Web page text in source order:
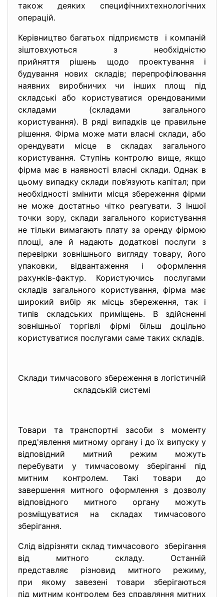
також деяких специфічнихтехнологічних
операцій.
Керівництво багатьох підприємств і компаній
зіштовхуються з необхідністю
прийняття рішень щодо проектування і
будування нових складів; перепрофілювання
наявних виробничих чи інших площ під
складські або користуватися орендованими
складами (складами загального
користування). В ряді випадків це правильне
рішення. Фірма може мати власні склади, або
орендувати місце в складах загального
користування. Ступінь контролю вище, якщо
фірма має в наявності власні склади. Однак в
цьому випадку склади пов’язують капітал; при
необхідності змінити місця збереження фірми
не може достатньо чітко реагувати. З іншої
точки зору, склади загального користування
не тільки вимагають плату за оренду фірмою
площі, але й надають додаткові послуги з
перевірки зовнішнього вигляду товару, його
упаковки, відвантаження і оформлення
рахунків-фактур. Користуючись послугами
складів загального користування, фірма має
широкий вибір як місць збереження, так і
типів складських приміщень. В здійсненні
зовнішньої торгівлі фірмі більш доцільно
користуватися послугами саме таких складів.
Склади тимчасового збереження в логістичній
складській системі
Товари та транспортні засоби з моменту
пред'явлення митному органу і до їх випуску у
відповідний митний режим можуть
перебувати у тимчасовому зберіганні під
митним контролем. Такі товари до
завершення митного оформлення з дозволу
відповідного митного органу можуть
розміщуватися на складах тимчасового
зберігання.
Слід відрізняти склад тимчасового зберігання
від митного складу. Останній
представляє різновид митного режиму,
при якому завезені товари зберігаються
під митним контролем без справляння митних